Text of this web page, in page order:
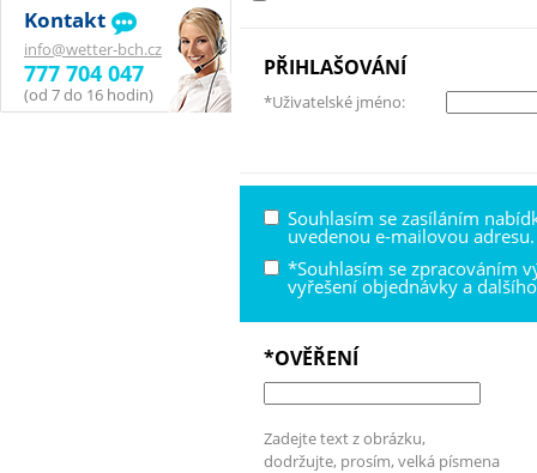
Kontakt
info@wetter-bch.cz
777 704 047
(od 7 do 16 hodin)
PŘIHLAŠOVÁNÍ
*Uživatelské jméno:
Souhlasím se zasíláním
uvedenou e-mailovou adresu.
*Souhlasím se zpracováním
vyřešení objednávky a
*OVĚŘENÍ
Zadejte text z obrázku,
dodržujte, prosím, velká písmena